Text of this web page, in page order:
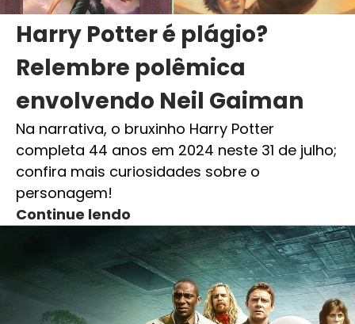
Harry Potter é plágio?
Relembre polêmica
envolvendo Neil Gaiman
Na narrativa, o bruxinho Harry Potter
completa 44 anos em 2024 neste 31 de julho;
confira mais curiosidades sobre o
personagem!
Continue lendo